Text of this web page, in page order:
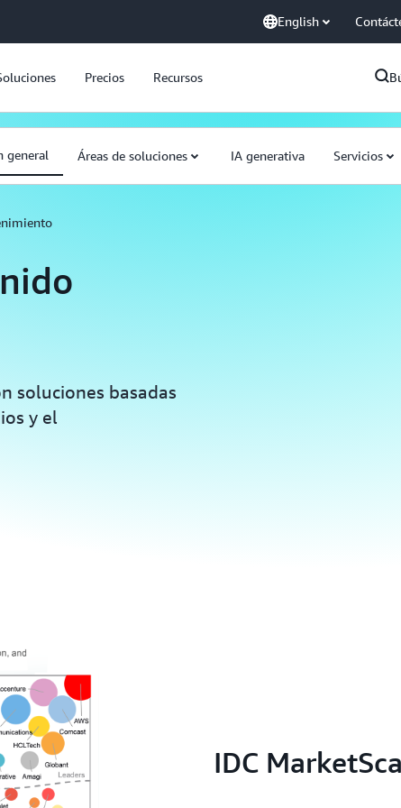
English
Precios Recursos
general Áreas de soluciones IA generativa Servicios
soluciones basadas
y el
IDC